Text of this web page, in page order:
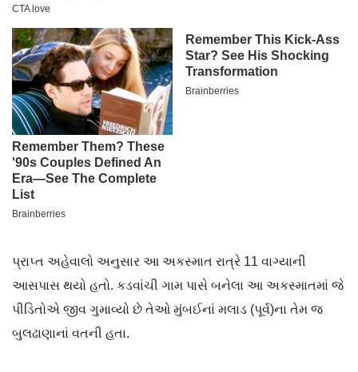
પ્રાપ્ત અહેવાલો અનુસાર આ અકસ્માત રાત્રે 11 વાગ્યાની
આસપાસ થયો હતો. કડવાંચી ગામ પાસે બનેલા આ અકસ્માતમાં જે
પીડિતોએ જીવ ગુમાવ્યો છે તેઓ મુંબઈનાં મલાડ (પૂર્વ)ના તેમ જ
બુલઢાણાનાં વતની હતા.